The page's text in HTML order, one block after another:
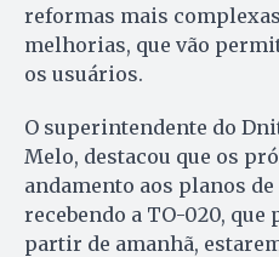
reformas mais
melhorias, que vão
os usuários.
O superintendente do
Melo, destacou que os
andamento aos planos de
recebendo a TO-020, que
partir de amanhã,